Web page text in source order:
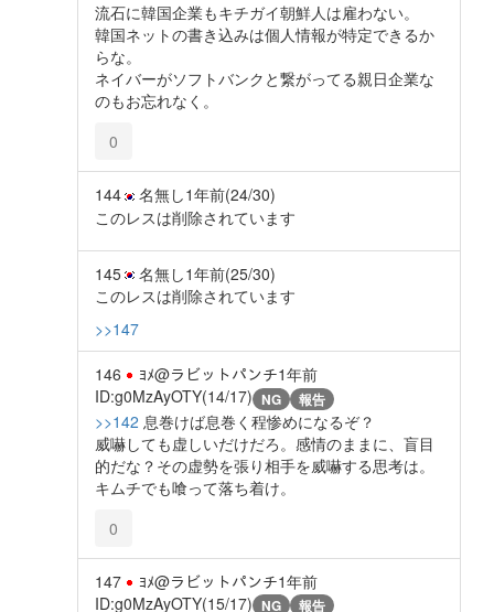
流石に韓国企業もキチガイ朝鮮人は雇わない。
韓国ネットの書き込みは個人情報が特定できるか
らな。
ネイバーがソフトバンクと繋がってる親日企業な
のもお忘れなく。
0
144 名無し1年前(24/30)
このレスは削除されています
145 名無し1年前(25/30)
このレスは削除されています
>>147
146 ﾖﾒ@ラビットパンチ1年前
ID:g0MzAyOTY(14/17) NG 報告
>>142 息巻けば息巻く程惨めになるぞ？
威嚇しても虚しいだけだろ。感情のままに、盲目
的だな？その虚勢を張り相手を威嚇する思考は。
キムチでも喰って落ち着け。
0
147 ﾖﾒ@ラビットパンチ1年前
ID:g0MzAyOTY(15/17) NG 報告